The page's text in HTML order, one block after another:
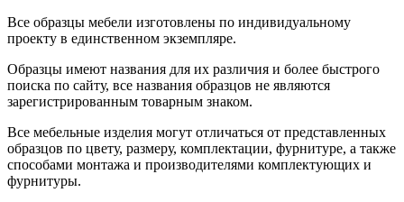
Все образцы мебели изготовлены по индивидуальному
проекту в единственном экземпляре.
Образцы имеют названия для их различия и более быстрого
поиска по сайту, все названия образцов не являются
зарегистрированным товарным знаком.
Все мебельные изделия могут отличаться от представленных
образцов по цвету, размеру, комплектации, фурнитуре, а также
способами монтажа и производителями комплектующих и
фурнитуры.